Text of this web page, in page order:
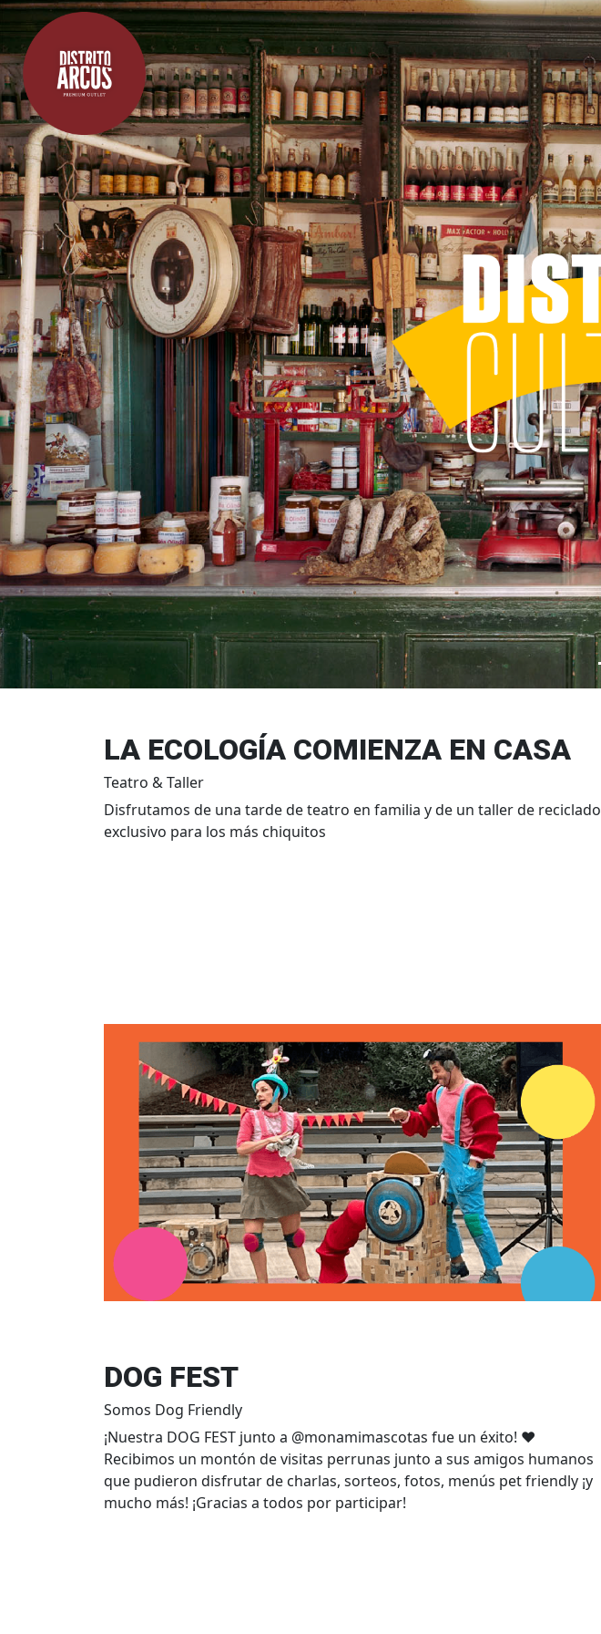
LA ECOLOGÍA COMIENZA EN CASA
Teatro & Taller
Disfrutamos de una tarde de teatro en familia y de un taller de reciclado
exclusivo para los más chiquitos
DOG FEST
Somos Dog Friendly
¡Nuestra DOG FEST junto a @monamimascotas fue un éxito! ♥️
Recibimos un montón de visitas perrunas junto a sus amigos humanos
que pudieron disfrutar de charlas, sorteos, fotos, menús pet friendly ¡y
mucho más! ¡Gracias a todos por participar!